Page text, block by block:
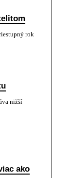
rok
nižší
ako